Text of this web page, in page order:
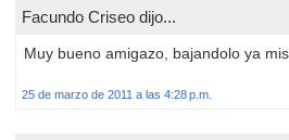
Facundo Criseo dijo...
Muy bueno amigazo, bajandolo ya
25 de marzo de 2011 a las 4:28 p.m.